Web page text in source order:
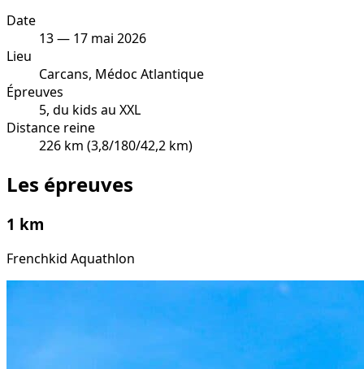
Date
13 — 17 mai 2026
Lieu
Carcans, Médoc Atlantique
Épreuves
5, du kids au XXL
Distance reine
226 km (3,8/180/42,2 km)
Les épreuves
1 km
Frenchkid Aquathlon